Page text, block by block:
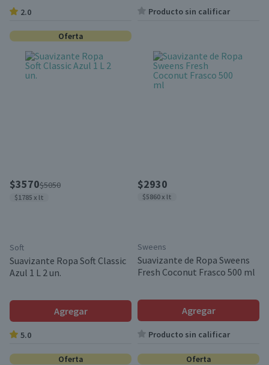
2.0 Producto sin calificar
Oferta
$3570$5050
$1785 x lt
Soft
Suavizante Ropa Soft Classic
Azul 1 L 2 un.
Agregar
5.0
$2930
$5860 x lt
Sweens
Suavizante de Ropa Sweens
Fresh Coconut Frasco 500 ml
Agregar
Producto sin calificar
Oferta Oferta